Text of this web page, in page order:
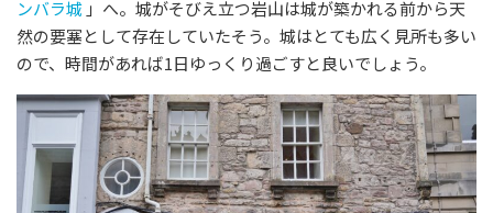
ンバラ城 」へ。城がそびえ立つ岩山は城が築かれる前から天
然の要塞として存在していたそう。城はとても広く見所も多い
ので、時間があれば1日ゆっくり過ごすと良いでしょう。